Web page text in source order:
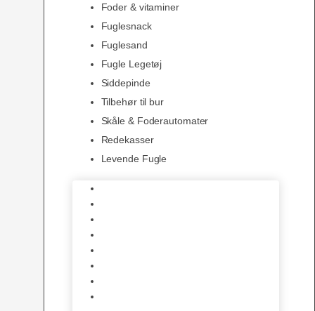
Foder & vitaminer
Fuglesnack
Fuglesand
Fugle Legetøj
Siddepinde
Tilbehør til bur
Skåle & Foderautomater
Redekasser
Levende Fugle